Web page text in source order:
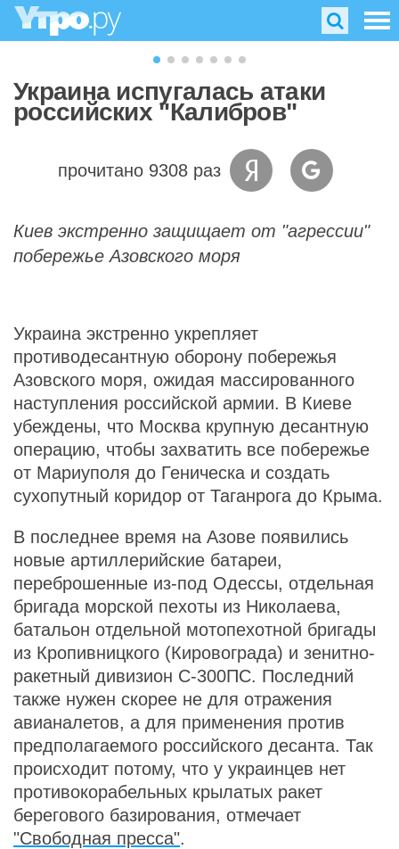
Украина испугалась атаки
российских "Калибров"
прочитано 9308 раз
Киев экстренно защищает от "агрессии"
побережье Азовского моря
Украина экстренно укрепляет
противодесантную оборону побережья
Азовского моря, ожидая массированного
наступления российской армии. В Киеве
убеждены, что Москва крупную десантную
операцию, чтобы захватить все побережье
от Мариуполя до Геническа и создать
сухопутный коридор от Таганрога до Крыма.
В последнее время на Азове появились
новые артиллерийские батареи,
переброшенные из-под Одессы, отдельная
бригада морской пехоты из Николаева,
батальон отдельной мотопехотной бригады
из Кропивницкого (Кировограда) и зенитно-
ракетный дивизион С-300ПС. Последний
также нужен скорее не для отражения
авианалетов, а для применения против
предполагаемого российского десанта. Так
происходит потому, что у украинцев нет
противокорабельных крылатых ракет
берегового базирования, отмечает
"Свободная пресса".